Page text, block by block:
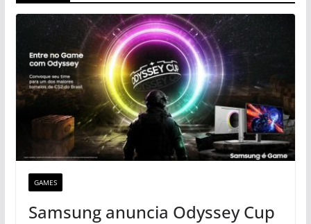
GAMES
Samsung anuncia Odyssey Cup